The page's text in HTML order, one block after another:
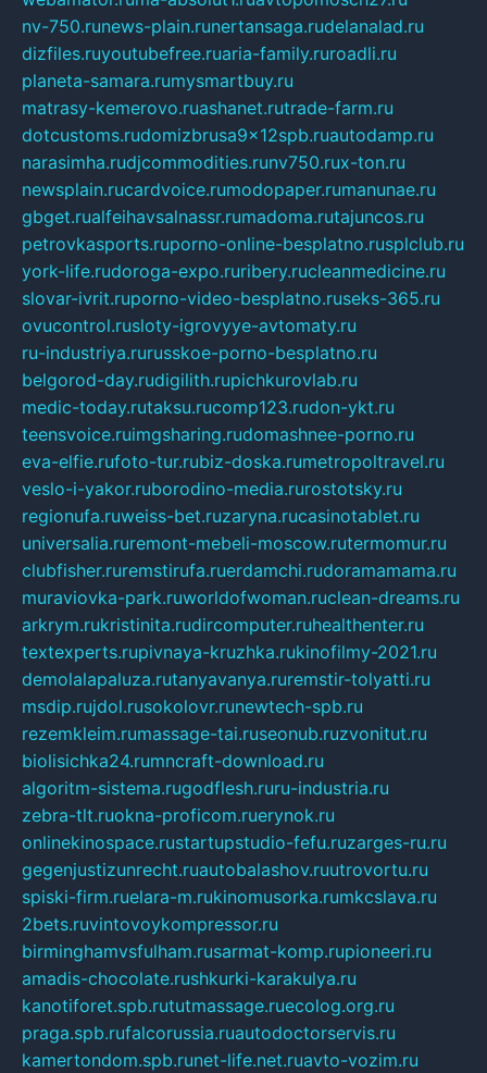
nv-750.runews-plain.runertansaga.rudelanalad.ru
dizfiles.ruyoutubefree.ruaria-family.ruroadli.ru
planeta-samara.rumysmartbuy.ru
matrasy-kemerovo.ruashanet.rutrade-farm.ru
dotcustoms.rudomizbrusa9x12spb.ruautodamp.ru
narasimha.rudjcommodities.runv750.rux-ton.ru
newsplain.rucardvoice.rumodopaper.rumanunae.ru
gbget.rualfeihavsalnassr.rumadoma.rutajuncos.ru
petrovkasports.ruporno-online-besplatno.rusplclub.ru
york-life.rudoroga-expo.ruribery.rucleanmedicine.ru
slovar-ivrit.ruporno-video-besplatno.ruseks-365.ru
ovucontrol.rusloty-igrovyye-avtomaty.ru
ru-industriya.rurusskoe-porno-besplatno.ru
belgorod-day.rudigilith.rupichkurovlab.ru
medic-today.rutaksu.rucomp123.rudon-ykt.ru
teensvoice.ruimgsharing.rudomashnee-porno.ru
eva-elfie.rufoto-tur.rubiz-doska.rumetropoltravel.ru
veslo-i-yakor.ruborodino-media.rurostotsky.ru
regionufa.ruweiss-bet.ruzaryna.rucasinotablet.ru
universalia.ruremont-mebeli-moscow.rutermomur.ru
clubfisher.ruremstirufa.ruerdamchi.rudoramamama.ru
muraviovka-park.ruworldofwoman.ruclean-dreams.ru
arkrym.rukristinita.rudircomputer.ruhealthenter.ru
textexperts.rupivnaya-kruzhka.rukinofilmy-2021.ru
demolalapaluza.rutanyavanya.ruremstir-tolyatti.ru
msdip.rujdol.rusokolovr.runewtech-spb.ru
rezemkleim.rumassage-tai.ruseonub.ruzvonitut.ru
biolisichka24.rumncraft-download.ru
algoritm-sistema.rugodflesh.ruru-industria.ru
zebra-tlt.ruokna-proficom.ruerynok.ru
onlinekinospace.rustartupstudio-fefu.ruzarges-ru.ru
gegenjustizunrecht.ruautobalashov.ruutrovortu.ru
spiski-firm.ruelara-m.rukinomusorka.rumkcslava.ru
2bets.ruvintovoykompressor.ru
birminghamvsfulham.rusarmat-komp.rupioneeri.ru
amadis-chocolate.rushkurki-karakulya.ru
kanotiforet.spb.rututmassage.ruecolog.org.ru
praga.spb.rufalcorussia.ruautodoctorservis.ru
kamertondom.spb.runet-life.net.ruavto-vozim.ru